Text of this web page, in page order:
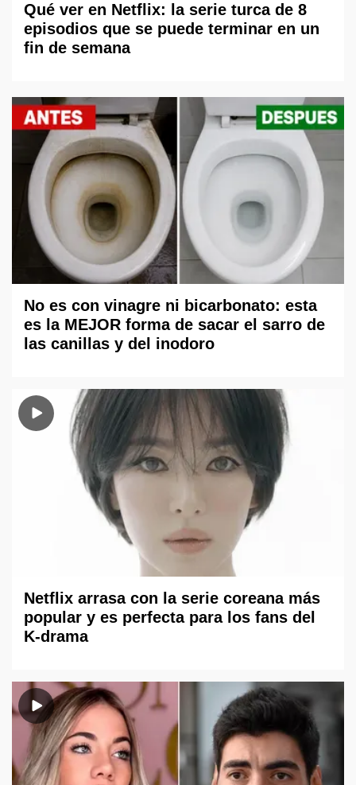
Qué ver en Netflix: la serie turca de 8
episodios que se puede terminar en un
fin de semana
No es con vinagre ni bicarbonato: esta
es la MEJOR forma de sacar el sarro de
las canillas y del inodoro
Netflix arrasa con la serie coreana más
popular y es perfecta para los fans del
K-drama